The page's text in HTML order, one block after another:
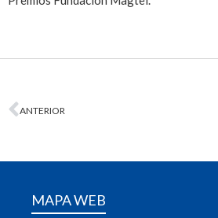
ANTERIOR
MAPA WEB